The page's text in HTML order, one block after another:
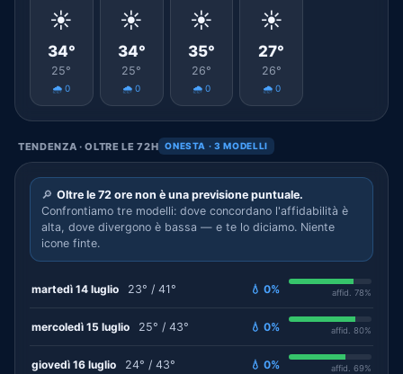
☀️
34°
25°
🌧️ 0
☀️
34°
25°
🌧️ 0
☀️
35°
26°
🌧️ 0
☀️
27°
26°
🌧️ 0
TENDENZA · OLTRE LE 72H ONESTA · 3 MODELLI
🔎 Oltre le 72 ore non è una previsione puntuale.
Confrontiamo tre modelli: dove concordano l'affidabilità è
alta, dove divergono è bassa — e te lo diciamo. Niente
icone finte.
martedì 14 luglio 23° / 41° 💧 0% affid. 78%
mercoledì 15 luglio 25° / 43° 💧 0% affid. 80%
giovedì 16 luglio 24° / 43° 💧 0% affid. 69%